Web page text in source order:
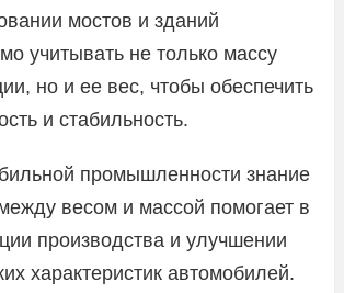
мостов и зданий
учитывать не только массу
но и ее вес, чтобы обеспечить
и стабильность.
промышленности знание
весом и массой помогает в
производства и улучшении
характеристик автомобилей.